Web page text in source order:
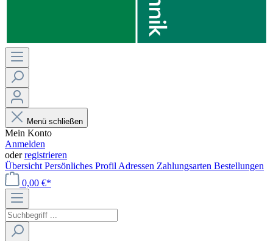
Menü schließen
Mein Konto
Anmelden
oderregistrieren
Übersicht Persönliches Profil Adressen Zahlungsarten Bestellungen
0,00 €*